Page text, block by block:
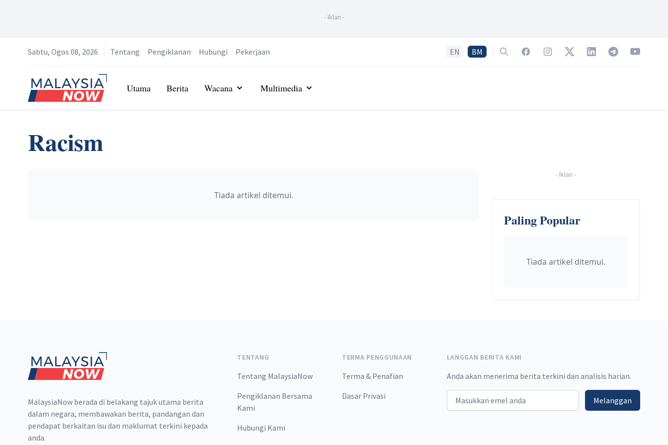
- Iklan -
Sabtu, Ogos 08, 2026 Tentang Pengiklanan Hubungi Pekerjaan EN BM SearchFacebookInstagramTwitterLinkedInTelegramYouTube
Home
Utama Berita Wacana Multimedia
Racism
Tiada artikel ditemui.
- Iklan -
Paling Popular
Tiada artikel ditemui.
MalaysiaNow berada di belakang tajuk utama berita
dalam negara, membawakan berita, pandangan dan
pendapat berkaitan isu dan maklumat terkini kepada
anda.
TENTANG
Tentang MalaysiaNow
Pengiklanan Bersama
Kami
Hubungi Kami
TERMA PENGGUNAAN
Terma & Penafian
Dasar Privasi
LANGGAN BERITA KAMI
Anda akan menerima berita terkini dan analisis harian.
Email address Melanggan